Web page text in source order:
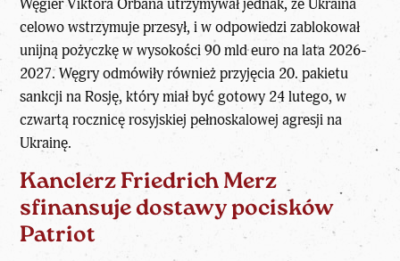
celowo wstrzymuje przesył, i w odpowiedzi zablokował
unijną pożyczkę w wysokości 90 mld euro na lata 2026-
2027. Węgry odmówiły również przyjęcia 20. pakietu
sankcji na Rosję, który miał być gotowy 24 lutego, w
czwartą rocznicę rosyjskiej pełnoskalowej agresji na
Ukrainę.
Kanclerz Friedrich Merz
sfinansuje dostawy pocisków
Patriot